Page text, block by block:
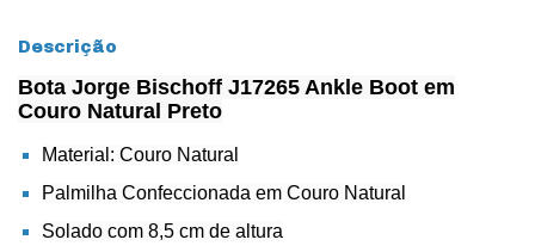
Descrição
Bota Jorge Bischoff J17265 Ankle Boot em
Couro Natural Preto
Material: Couro Natural
Palmilha Confeccionada em Couro Natural
Solado com 8,5 cm de altura